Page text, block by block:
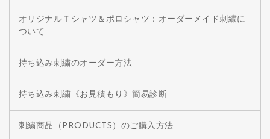
オリジナルＴシャツ＆ポロシャツ：オーダーメイド刺繍に
ついて
持ち込み刺繍のオーダー方法
持ち込み刺繍《お見積もり》簡易診断
刺繍商品（PRODUCTS）のご購入方法